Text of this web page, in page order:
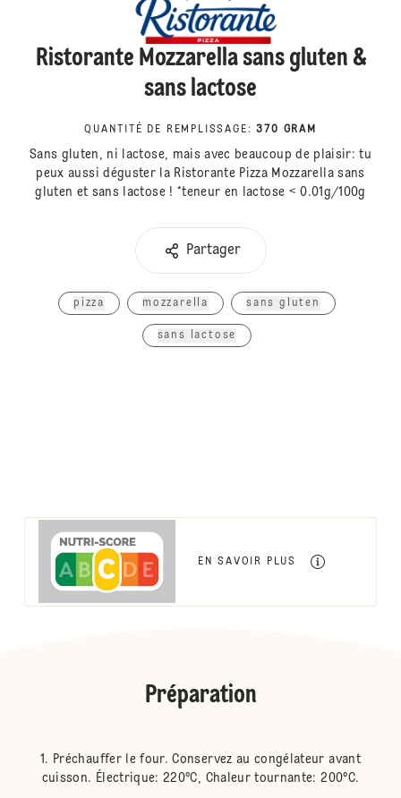
Ristorante Mozzarella sans gluten &
sans lactose
QUANTITÉ DE REMPLISSAGE : 370 GRAM
Sans gluten, ni lactose, mais avec beaucoup de plaisir: tu
peux aussi déguster la Ristorante Pizza Mozzarella sans
gluten et sans lactose ! *teneur en lactose < 0.01g/100g
Partager
pizza mozzarella sans gluten
sans lactose
EN SAVOIR PLUS
Préparation
Préchauffer le four. Conservez au congélateur avant
cuisson. Électrique: 220°C, Chaleur tournante: 200°C.